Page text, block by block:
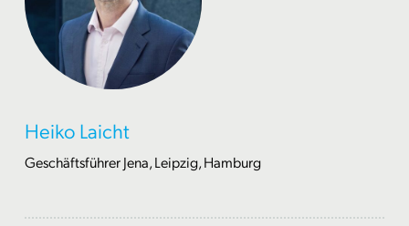
Heiko Laicht
Geschäftsführer Jena, Leipzig, Hamburg